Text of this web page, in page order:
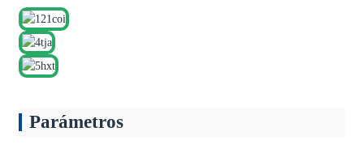
Parámetros